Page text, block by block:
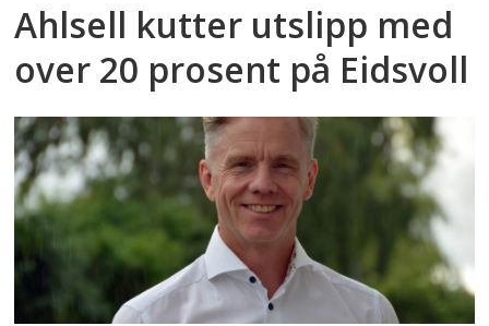
Ahlsell kutter utslipp med
over 20 prosent på Eidsvoll